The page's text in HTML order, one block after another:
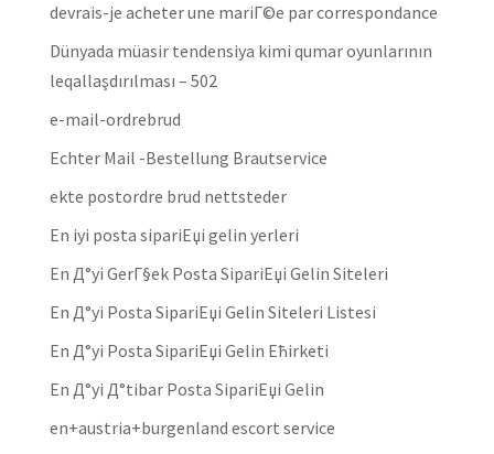
devrais-je acheter une mariГ©e par correspondance
Dünyada müasir tendensiya kimi qumar oyunlarının
leqallaşdırılması – 502
e-mail-ordrebrud
Echter Mail -Bestellung Brautservice
ekte postordre brud nettsteder
En iyi posta sipariЕџi gelin yerleri
En Д°yi GerГ§ek Posta SipariЕџi Gelin Siteleri
En Д°yi Posta SipariЕџi Gelin Siteleri Listesi
En Д°yi Posta SipariЕџi Gelin Ећirketi
En Д°yi Д°tibar Posta SipariЕџi Gelin
en+austria+burgenland escort service